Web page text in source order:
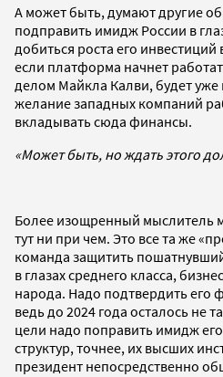
А может быть, думают другие
подправить имидж России в
добиться роста его
если платформа начнет
делом Майкла Калви, будет
желание западных компаний
вкладывать сюда финансы.
«Может быть, но ждать этого
Более изощренный мыслитель
тут ни при чем. Это все та же
команда защитить
в глазах среднего класса,
народа. Надо подтвердить его
ведь до 2024 года осталось не
цели надо поправить имидж
структур, точнее, их высших
президент непосредственно